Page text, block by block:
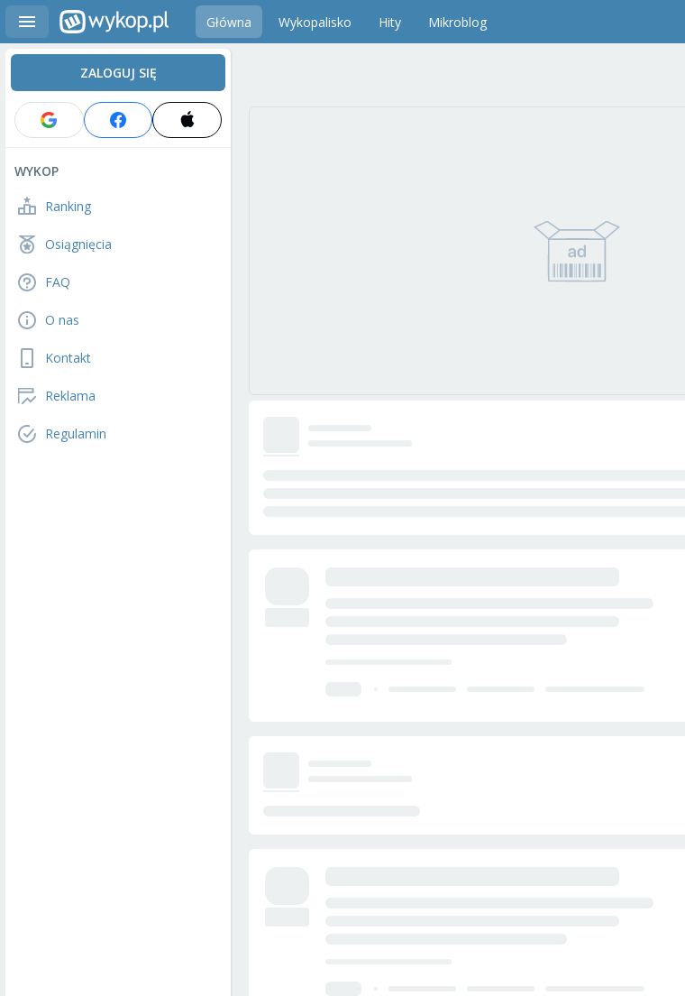
Główna Wykopalisko Hity Mikroblog
ZALOGUJ SIĘ
WYKOP
Ranking
Osiągnięcia
FAQ
O nas
Kontakt
Reklama
Regulamin